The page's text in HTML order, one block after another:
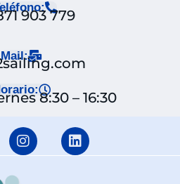
903 779
Mail:
8:30 – 16:30